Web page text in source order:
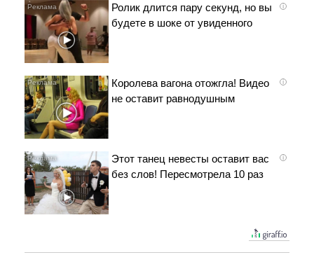
i
Ролик длится пару секунд, но вы
будете в шоке от увиденного
i
Королева вагона отожгла! Видео
не оставит равнодушным
i
Этот танец невесты оставит вас
без слов! Пересмотрела 10 раз